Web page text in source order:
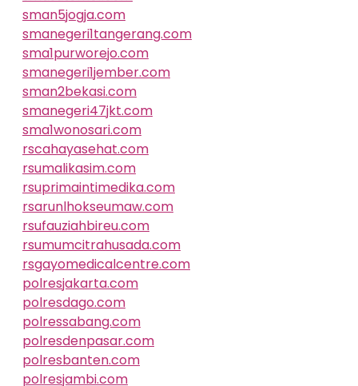
sman5jogja.com
smanegeri1tangerang.com
sma1purworejo.com
smanegeri1jember.com
sman2bekasi.com
smanegeri47jkt.com
sma1wonosari.com
rscahayasehat.com
rsumalikasim.com
rsuprimaintimedika.com
rsarunlhokseumaw.com
rsufauziahbireu.com
rsumumcitrahusada.com
rsgayomedicalcentre.com
polresjakarta.com
polresdago.com
polressabang.com
polresdenpasar.com
polresbanten.com
polresjambi.com